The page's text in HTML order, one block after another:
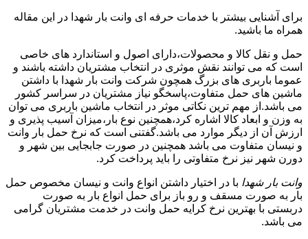
برای آشنایی بیشتر با خدمات حرفه ای وانت بار شهدا در این مقاله
همراه ما باشید.
حمل و نقل کالا و محصولات،دارای اصول و استاندارد های خاصی
است که می توانند نقش موثری در انتخاب مشتریان داشته باشند و
عموما باربری های بزرگ همچون شرکت وانت بار شهدا با داشتن
ماشین های حمل متفاوت،پاسخگو نیاز مشتریان در سراسر کشور
می باشد.از مهم ترین نکاتی موثر در انتخاب ماشین باربری می توان
به وزن و ابعاد کالا اشاره کرد،همچنین نوع بار،میزان آسیب پذیری و
ارزش آن از دیگر موارد می باشد.گفتنی است که نرخ حمل بار وانت
و نیسان متفاوت می باشد همچنین در صورت جابجایی بین شهر و
دورن شهر نیز نرخ متفاوتی را باید پرداخت کرد.
وانت بار شهدا با در اختیار داشتن انواع وانت و نیسان مخصوص حمل
بار به صورت مسقف و رو باز برای حمل انواع بار به صورت
دربستی با بهترین نرخ کرایه حمل وانت در خدمت مشتریان گرامی
می باشد.